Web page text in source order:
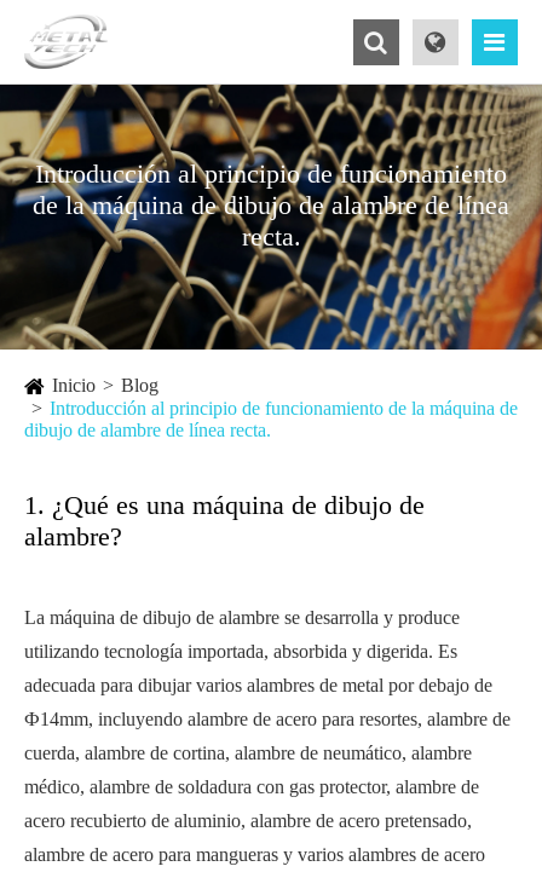
Introducción al principio de funcionamiento
de la máquina de dibujo de alambre de línea
recta.
Inicio
Blog
Introducción al principio de funcionamiento de la máquina de
dibujo de alambre de línea recta.
1. ¿Qué es una máquina de dibujo de
alambre?
La máquina de dibujo de alambre se desarrolla y produce
utilizando tecnología importada, absorbida y digerida. Es
adecuada para dibujar varios alambres de metal por debajo de
Ф14mm, incluyendo alambre de acero para resortes, alambre de
cuerda, alambre de cortina, alambre de neumático, alambre
médico, alambre de soldadura con gas protector, alambre de
acero recubierto de aluminio, alambre de acero pretensado,
alambre de acero para mangueras y varios alambres de acero